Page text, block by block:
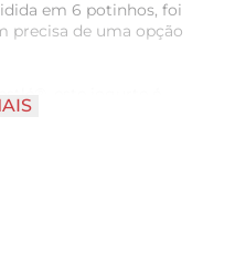
em 6 potinhos, foi
precisa de uma opção
este iogurte é
qualidade excepcional. A